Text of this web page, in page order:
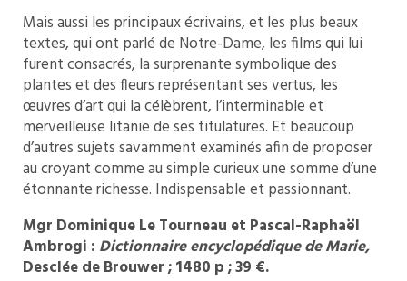
Mais aussi les principaux écrivains, et les plus beaux
textes, qui ont parlé de Notre-Dame, les films qui lui
furent consacrés, la surprenante symbolique des
plantes et des fleurs représentant ses vertus, les
œuvres d’art qui la célèbrent, l’interminable et
merveilleuse litanie de ses titulatures. Et beaucoup
d’autres sujets savamment examinés afin de proposer
au croyant comme au simple curieux une somme d’une
étonnante richesse. Indispensable et passionnant.
Mgr Dominique Le Tourneau et Pascal-Raphaël
Ambrogi : Dictionnaire encyclopédique de Marie,
Desclée de Brouwer ; 1480 p ; 39 €.